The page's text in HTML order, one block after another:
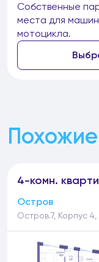
Собственные
места для
мотоцикла.
4-комн.
Остров
Остров.7, Корпус